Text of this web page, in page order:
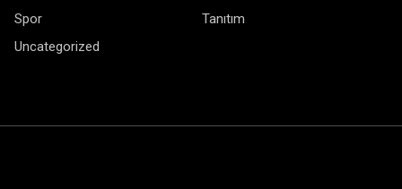
Spor
Tanıtım
Uncategorized